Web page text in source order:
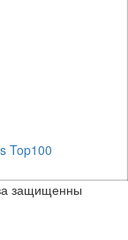
защищенны